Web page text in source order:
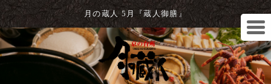
月の蔵人 5月『蔵人御膳』